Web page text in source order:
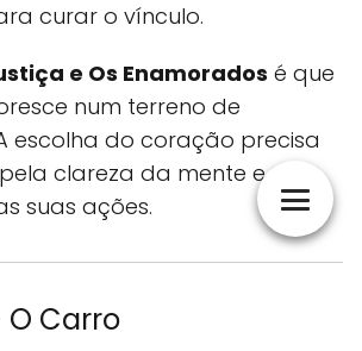
curar o vínculo.
e Os Enamorados é que
num terreno de
escolha do coração precisa
clareza da mente e pela
suas ações.
O Carro